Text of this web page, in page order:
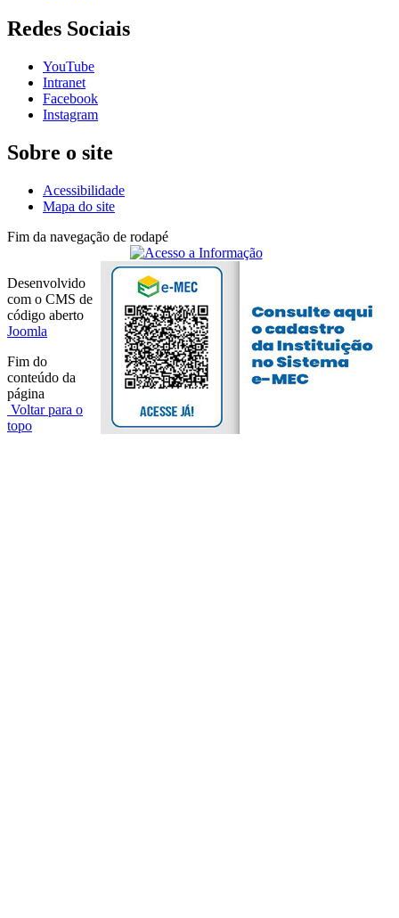
Redes Sociais
YouTube
Intranet
Facebook
Instagram
Sobre o site
Acessibilidade
Mapa do site
Fim da navegação de rodapé
Desenvolvido
com o CMS de
código aberto
Joomla
Fim do
conteúdo da
página
Voltar para o
topo